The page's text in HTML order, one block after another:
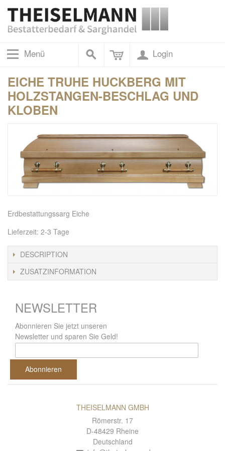
Menü Login
EICHE TRUHE HUCKBERG MIT
HOLZSTANGEN-BESCHLAG UND
KLOBEN
Erdbestattungssarg Eiche
Lieferzeit: 2-3 Tage
DESCRIPTION
ZUSATZINFORMATION
NEWSLETTER
Abonnieren Sie jetzt unseren
Newsletter und sparen Sie Geld!
Abonnieren
THEISELMANN GMBH
Römerstr. 17
D-48429 Rheine
Deutschland